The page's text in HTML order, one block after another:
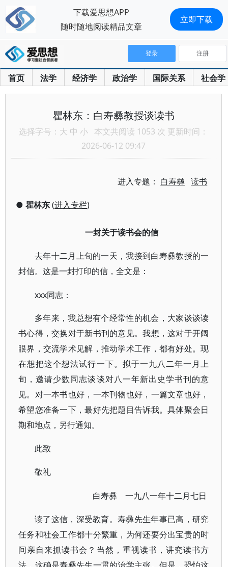
首页 法学 经济学 政治学 国际关系 社会学
登录 注册
瞿林东：白寿彝教授谈读书
选择字号： 大 中 小 本文共阅读 1053 次 更新时间：
2026-06-12 09:47
进入专题： 白寿彝 读书
● 瞿林东(进入专栏)
一封关于读书会的信
去年十二月上旬的一天，我接到白寿彝教授的一
封信。这是一封打印的信，全文是：
xxx同志：
多年来，我总想有个经常性的机会，大家谈谈读
书心得，交换对于新书刊的意见。我想，这对于开阔
眼界，交流学术见解，推动学术工作，都有好处。现
在想把这个想法试行一下。拟于一九八二年一月上
旬，邀请少数同志谈谈对八一年新出史学书刊的意
见。对一本书也好，一本刊物也好，一篇文章也好，
希望您准备一下，最好先把题目告诉我。具体聚会日
期和地点，另行通知。
此致
敬礼
白寿彝 一九八一年十二月七日
读了这信，深受教育。寿彝先生年事已高，研究
任务和社会工作都十分繁重，为何还要分出宝贵的时
间亲自来抓读书会？当然，重视读书，讲究读书方
法，这确是寿彝先生一贯的治学主张。但是，恐怕这
下载爱思想APP
随时随地阅读精品文章
立即下载